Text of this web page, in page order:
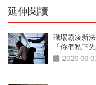
延伸閱讀
職場霸凌新
「你們私下
2026-06-